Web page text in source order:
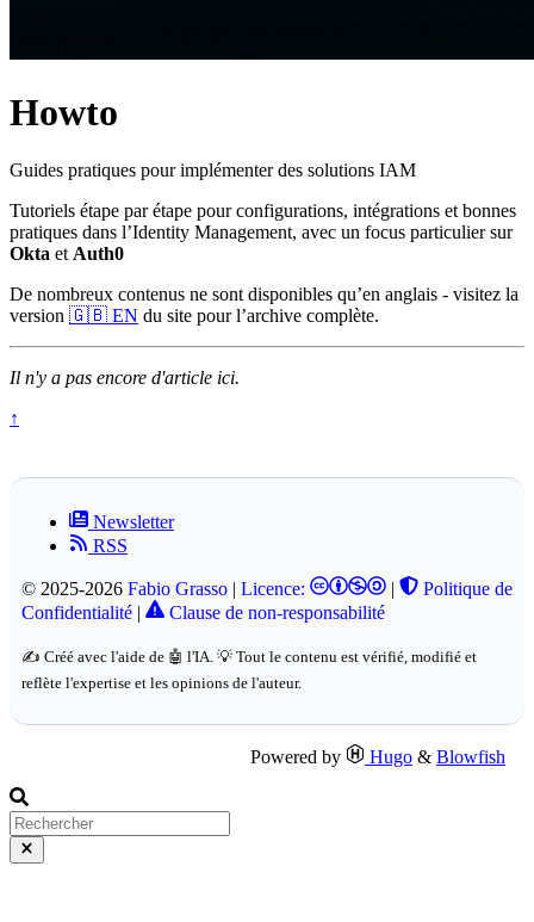
Howto
Guides pratiques pour implémenter des solutions IAM
Tutoriels étape par étape pour configurations, intégrations et bonnes
pratiques dans l’Identity Management, avec un focus particulier sur
Okta et Auth0
De nombreux contenus ne sont disponibles qu’en anglais - visitez la
version 🇬🇧 EN du site pour l’archive complète.
Il n'y a pas encore d'article ici.
↑
Newsletter
RSS
© 2025-2026 Fabio Grasso | Licence: |
Politique de
Confidentialité | Clause de non-responsabilité
✍️ Créé avec l'aide de 🤖 l'IA. 💡 Tout le contenu est vérifié, modifié et
reflète l'expertise et les opinions de l'auteur.
Powered by Hugo & Blowfish